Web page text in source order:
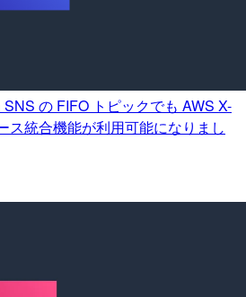
の FIFO トピックでも AWS X-
ス統合機能が利用可能になりまし